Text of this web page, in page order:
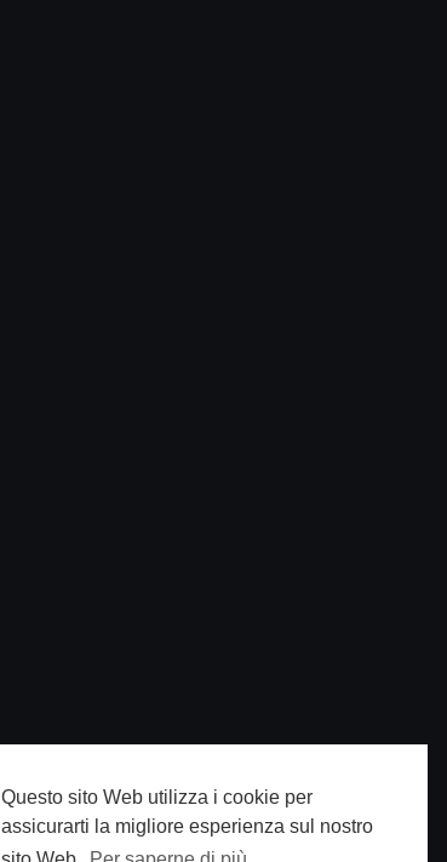
Questo sito Web utilizza i cookie per
assicurarti la migliore esperienza sul nostro